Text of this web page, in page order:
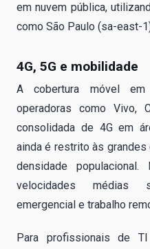
em nuvem pública,
como São Paulo (sa-east-
4G, 5G e mobilidade
A cobertura móvel
operadoras como Vivo,
consolidada de 4G em
ainda é restrito às
densidade
velocidades médias
emergencial e trabalho
Para profissionais de